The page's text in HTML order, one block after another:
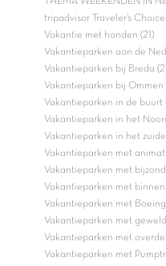
tripadvisor Traveler’s
Vakantie met honden (21)
Vakantieparken aan de
Vakantieparken bij Breda
Vakantieparken bij Ommen
Vakantieparken in de buurt
Vakantieparken in het
Vakantieparken in het
Vakantieparken met
Vakantieparken met
Vakantieparken met
Vakantieparken met
Vakantieparken met
Vakantieparken met
Vakantieparken met